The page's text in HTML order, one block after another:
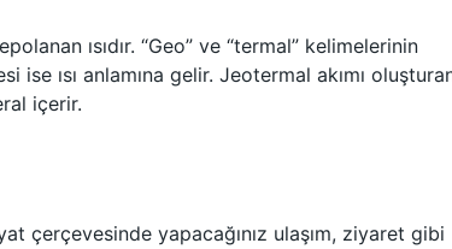
ısıdır. “Geo” ve “termal” kelimelerinin
ise ısı anlamına gelir. Jeotermal akımı
içerir.
çerçevesinde yapacağınız ulaşım, ziyaret gibi